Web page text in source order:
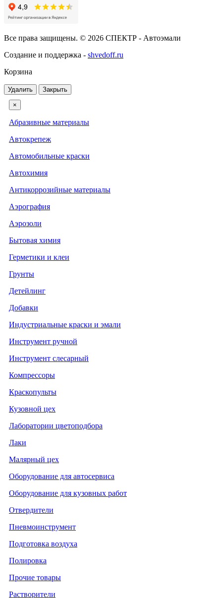
Все права защищены. © 2026 СПЕКТР - Автоэмали
Создание и поддержка - shvedoff.ru
Корзина
Удалить Закрыть
×
Абразивные материалы
Автокрепеж
Автомобильные краски
Автохимия
Антикоррозийные материалы
Аэрография
Аэрозоли
Бытовая химия
Герметики и клеи
Грунты
Детейлинг
Добавки
Индустриальные краски и эмали
Инструмент ручной
Инструмент слесарный
Компрессоры
Краскопульты
Кузовной цех
Лаборатории цветоподбора
Лаки
Малярный цех
Оборудование для автосервиса
Оборудование для кузовных работ
Отвердители
Пневмоинструмент
Подготовка воздуха
Полировка
Прочие товары
Растворители